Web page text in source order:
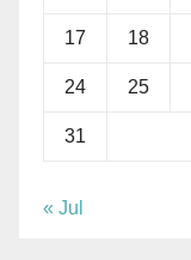
17 18
24 25
31
« Jul